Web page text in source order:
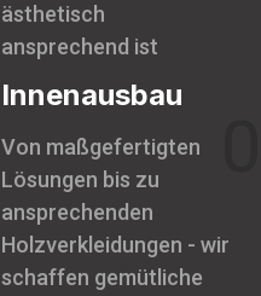
ästhetisch
ansprechend ist
Innenausbau
Von maßgefertigten
Lösungen bis zu
ansprechenden
Holzverkleidungen - wir
schaffen gemütliche